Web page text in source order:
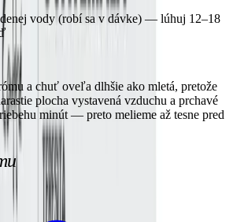
vody (robí sa v dávke) — lúhuj 12–18
a chuť oveľa dlhšie ako mletá, pretože
plocha vystavená vzduchu a prchavé
minút — preto melieme až tesne pred